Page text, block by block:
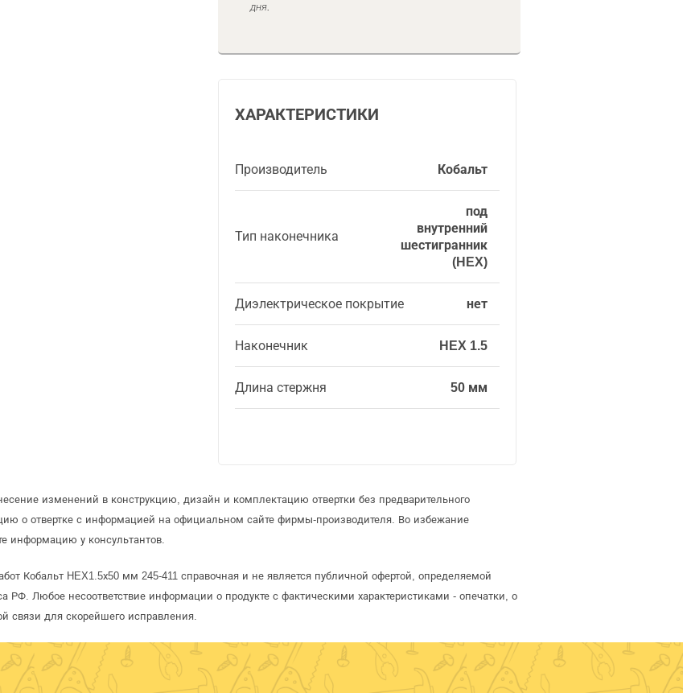
дня.
ХАРАКТЕРИСТИКИ
Производитель Кобальт
Тип наконечника
под
внутренний
шестигранник
(HEX)
Диэлектрическое покрытие нет
Наконечник HEX 1.5
Длина стержня 50 мм
изменений в конструкцию, дизайн и комплектацию отвертки без предварительного
о отвертке с информацией на официальном сайте фирмы-производителя. Во избежание
информацию у консультантов.
Кобальт HEX1.5х50 мм 245-411 справочная и не является публичной офертой, определяемой
РФ. Любое несоответствие информации о продукте с фактическими характеристиками - опечатки, о
связи для скорейшего исправления.